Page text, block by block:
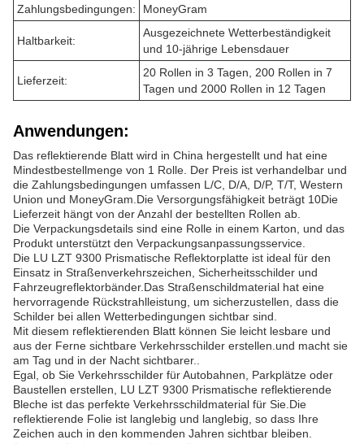
Zahlungsbedingungen:
MoneyGram
Haltbarkeit:
Ausgezeichnete Wetterbeständigkeit
und 10-jährige Lebensdauer
Lieferzeit:
20 Rollen in 3 Tagen, 200 Rollen in 7
Tagen und 2000 Rollen in 12 Tagen
Anwendungen:
Das reflektierende Blatt wird in China hergestellt und hat eine
Mindestbestellmenge von 1 Rolle. Der Preis ist verhandelbar und
die Zahlungsbedingungen umfassen L/C, D/A, D/P, T/T, Western
Union und MoneyGram.Die Versorgungsfähigkeit beträgt 10Die
Lieferzeit hängt von der Anzahl der bestellten Rollen ab.
Die Verpackungsdetails sind eine Rolle in einem Karton, und das
Produkt unterstützt den Verpackungsanpassungsservice.
Die LU LZT 9300 Prismatische Reflektorplatte ist ideal für den
Einsatz in Straßenverkehrszeichen, Sicherheitsschilder und
Fahrzeugreflektorbänder.Das Straßenschildmaterial hat eine
hervorragende Rückstrahlleistung, um sicherzustellen, dass die
Schilder bei allen Wetterbedingungen sichtbar sind.
Mit diesem reflektierenden Blatt können Sie leicht lesbare und
aus der Ferne sichtbare Verkehrsschilder erstellen.und macht sie
am Tag und in der Nacht sichtbarer..
Egal, ob Sie Verkehrsschilder für Autobahnen, Parkplätze oder
Baustellen erstellen, LU LZT 9300 Prismatische reflektierende
Bleche ist das perfekte Verkehrsschildmaterial für Sie.Die
reflektierende Folie ist langlebig und langlebig, so dass Ihre
Zeichen auch in den kommenden Jahren sichtbar bleiben.